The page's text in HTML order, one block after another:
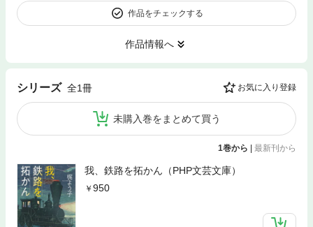
作品をチェックする
作品情報へ
シリーズ 全1冊 お気に入り登録
未購入巻をまとめて買う
1巻から | 最新刊から
我、鉄路を拓かん（PHP文芸文庫）
950